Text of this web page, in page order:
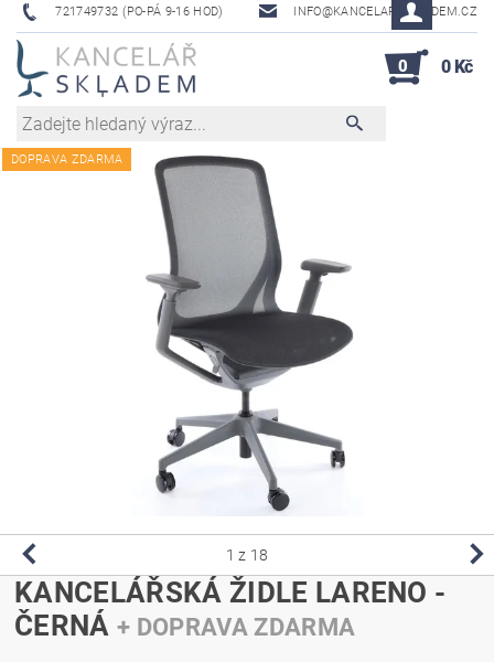
721749732 (PO-PÁ 9-16 HOD) INFO@KANCELAR-SKLADEM.CZ
0 0 Kč
DOPRAVA ZDARMA
1 z 18
KANCELÁŘSKÁ ŽIDLE LARENO -
ČERNÁ+ DOPRAVA ZDARMA